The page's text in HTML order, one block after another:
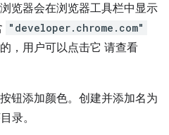
览器会在浏览器工具栏中显示
"developer.chrome.com"
，用户可以点击它 请查看
钮添加颜色。创建并添加名为
录。